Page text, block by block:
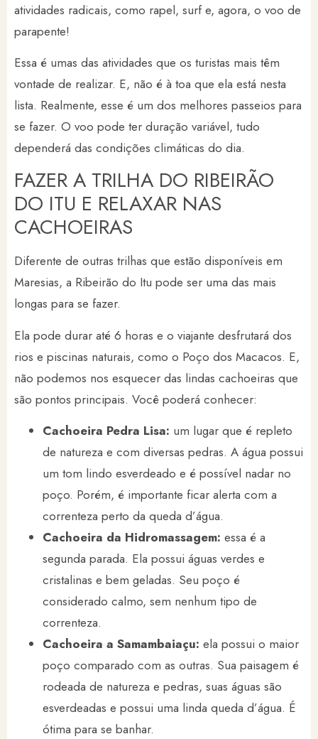
atividades radicais, como rapel, surf e, agora, o voo de
parapente!
Essa é umas das atividades que os turistas mais têm
vontade de realizar. E, não é à toa que ela está nesta
lista. Realmente, esse é um dos melhores passeios para
se fazer. O voo pode ter duração variável, tudo
dependerá das condições climáticas do dia.
FAZER A TRILHA DO RIBEIRÃO
DO ITU E RELAXAR NAS
CACHOEIRAS
Diferente de outras trilhas que estão disponíveis em
Maresias, a Ribeirão do Itu pode ser uma das mais
longas para se fazer.
Ela pode durar até 6 horas e o viajante desfrutará dos
rios e piscinas naturais, como o Poço dos Macacos. E,
não podemos nos esquecer das lindas cachoeiras que
são pontos principais. Você poderá conhecer:
Cachoeira Pedra Lisa: um lugar que é repleto
de natureza e com diversas pedras. A água possui
um tom lindo esverdeado e é possível nadar no
poço. Porém, é importante ficar alerta com a
correnteza perto da queda d’água.
Cachoeira da Hidromassagem: essa é a
segunda parada. Ela possui águas verdes e
cristalinas e bem geladas. Seu poço é
considerado calmo, sem nenhum tipo de
correnteza.
Cachoeira a Samambaiaçu: ela possui o maior
poço comparado com as outras. Sua paisagem é
rodeada de natureza e pedras, suas águas são
esverdeadas e possui uma linda queda d’água. É
ótima para se banhar.